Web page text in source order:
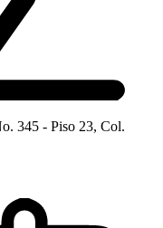
345 - Piso 23, Col.